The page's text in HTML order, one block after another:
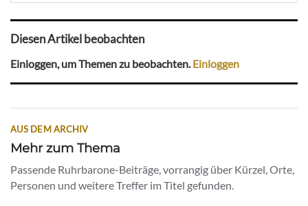
Diesen Artikel beobachten
Einloggen, um Themen zu beobachten.Einloggen
AUS DEM ARCHIV
Mehr zum Thema
Passende Ruhrbarone-Beiträge, vorrangig über Kürzel, Orte,
Personen und weitere Treffer im Titel gefunden.